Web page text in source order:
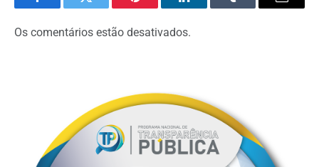
FacebookTwitter Pinterest O
LinkedIn
Tumblr
E-
Os comentários estão desativados.